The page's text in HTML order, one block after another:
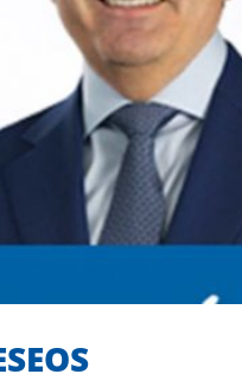
MIS MEJORES
Sin categoría